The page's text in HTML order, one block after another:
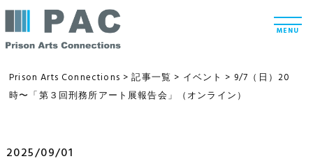
コ
ン
テ
ン
ツ
キ
t
o
e
MENU
Prison Arts Connections >記事一覧 > イベント > 9/7（日）20
時〜「第３回刑務所アート展報告会」（オンライン）
2025/09/01